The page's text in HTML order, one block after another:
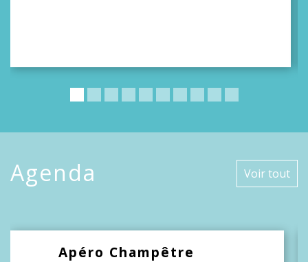
Agenda Voir tout
Apéro Champêtre